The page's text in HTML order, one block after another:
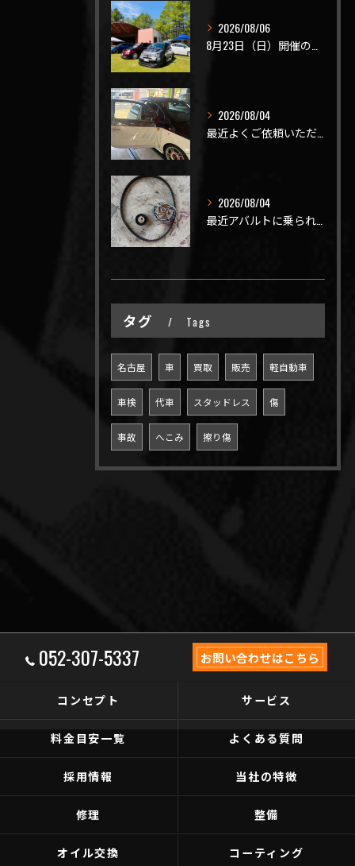
2026/08/06
2026/08/04
2026/08/04
タグ Tags
名古屋 車 買取 販売 軽自動車
車検 代車 スタッドレス 傷
事故 へこみ 擦り傷
052-307-5337 お問い合わせはこちら
コンセプト サービス
料金目安一覧 よくある質問
採用情報 当社の特徴
修理 整備
オイル交換 コーティング